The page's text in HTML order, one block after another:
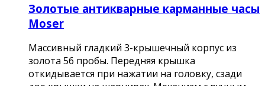
Золотые антикварные карманные часы
Moser
Массивный гладкий 3-крышечный корпус из
золота 56 пробы. Передняя крышка
откидывается при нажатии на головку, сзади